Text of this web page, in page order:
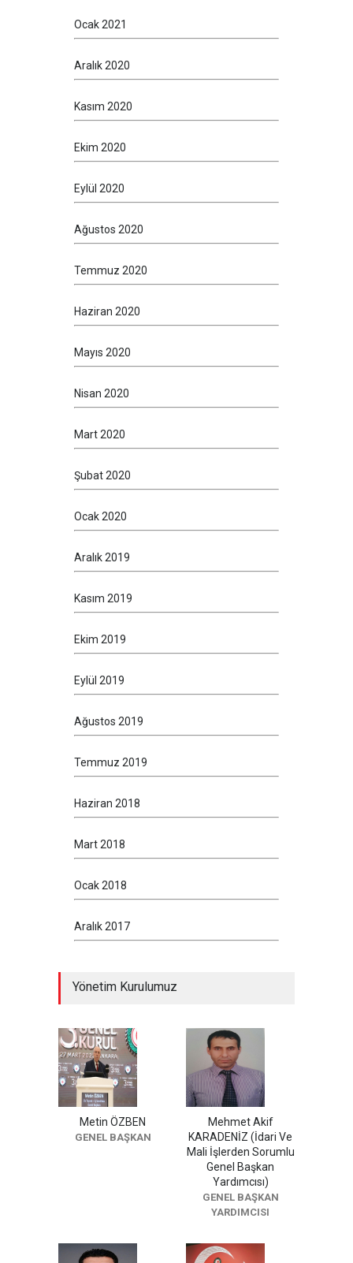
Ocak 2021
Aralık 2020
Kasım 2020
Ekim 2020
Eylül 2020
Ağustos 2020
Temmuz 2020
Haziran 2020
Mayıs 2020
Nisan 2020
Mart 2020
Şubat 2020
Ocak 2020
Aralık 2019
Kasım 2019
Ekim 2019
Eylül 2019
Ağustos 2019
Temmuz 2019
Haziran 2018
Mart 2018
Ocak 2018
Aralık 2017
Yönetim Kurulumuz
Metin ÖZBEN
GENEL BAŞKAN
Mehmet Akif
KARADENİZ (İdari Ve
Mali İşlerden Sorumlu
Genel Başkan
Yardımcısı)
GENEL BAŞKAN
YARDIMCISI